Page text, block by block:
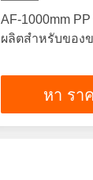
AF-1000mm
ผลิตสำหรับขอ
หา รา